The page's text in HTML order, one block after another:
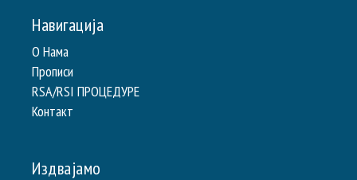
Навигација
О Нама
Прописи
RSA/RSI ПРОЦЕДУРЕ
Контакт
Издвајамо